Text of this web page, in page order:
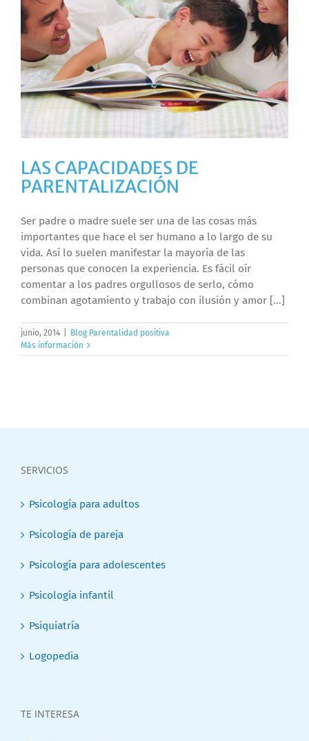
LAS CAPACIDADES DE
PARENTALIZACIÓN
Ser padre o madre suele ser una de las cosas más
importantes que hace el ser humano a lo largo de su
vida. Así lo suelen manifestar la mayoría de las
personas que conocen la experiencia. Es fácil oír
comentar a los padres orgullosos de serlo, cómo
combinan agotamiento y trabajo con ilusión y amor [...]
junio, 2014
Blog Parentalidad positiva
Más información
SERVICIOS
Psicología para adultos
Psicología de pareja
Psicología para adolescentes
Psicología infantil
Psiquiatría
Logopedia
TE INTERESA